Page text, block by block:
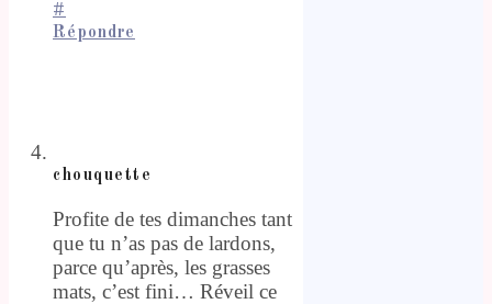
#
Répondre
chouquette
Profite de tes dimanches tant
que tu n’as pas de lardons,
parce qu’après, les grasses
mats, c’est fini… Réveil ce